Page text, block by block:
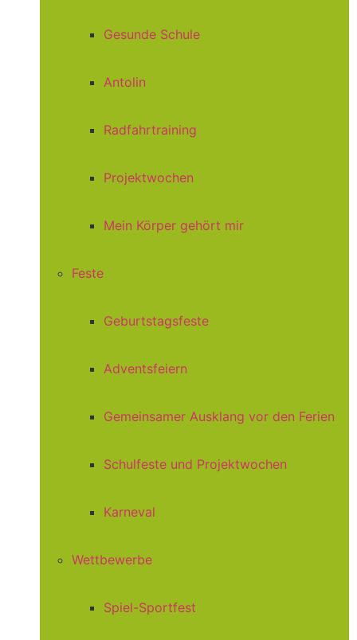
Gesunde Schule
Antolin
Radfahrtraining
Projektwochen
Mein Körper gehört mir
Feste
Geburtstagsfeste
Adventsfeiern
Gemeinsamer Ausklang vor den Ferien
Schulfeste und Projektwochen
Karneval
Wettbewerbe
Spiel-Sportfest